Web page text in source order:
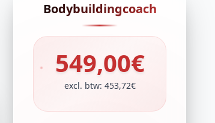
Bodybuildingcoach
549,00€
excl. btw: 453,72€